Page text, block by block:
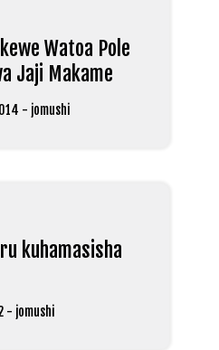
Watoa Pole
Jaji Makame
- jomushi
kuhamasisha
- jomushi